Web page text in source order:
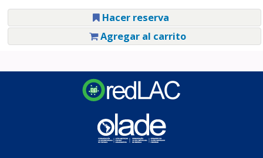
Hacer reserva
Agregar al carrito